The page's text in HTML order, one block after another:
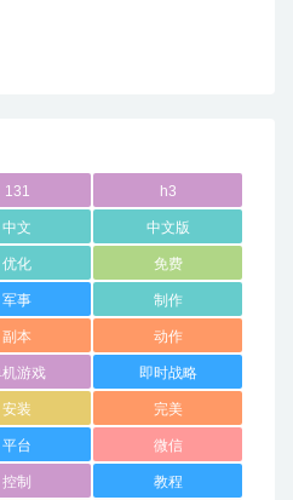
131 h3
中文 中文版
优化 免费
军事 制作
副本 动作
机游戏 即时战略
安装 完美
平台 微信
控制 教程